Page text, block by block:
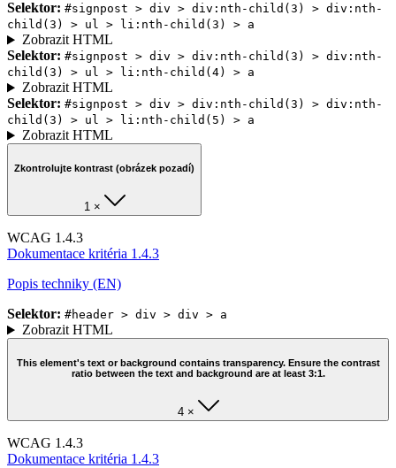
Selektor: #signpost > div > div:nth-child(3) > div:nth-
child(3) > ul > li:nth-child(3) > a
Zobrazit HTML
Selektor: #signpost > div > div:nth-child(3) > div:nth-
child(3) > ul > li:nth-child(4) > a
Zobrazit HTML
Selektor: #signpost > div > div:nth-child(3) > div:nth-
child(3) > ul > li:nth-child(5) > a
Zobrazit HTML
Zkontrolujte kontrast (obrázek pozadí)
1 ×
WCAG 1.4.3
Dokumentace kritéria 1.4.3
Popis techniky (EN)
Selektor: #header > div > div > a
Zobrazit HTML
This element's text or background contains transparency. Ensure the contrast
ratio between the text and background are at least 3:1.
4 ×
WCAG 1.4.3
Dokumentace kritéria 1.4.3